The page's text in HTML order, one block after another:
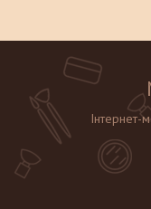
Інтернет-